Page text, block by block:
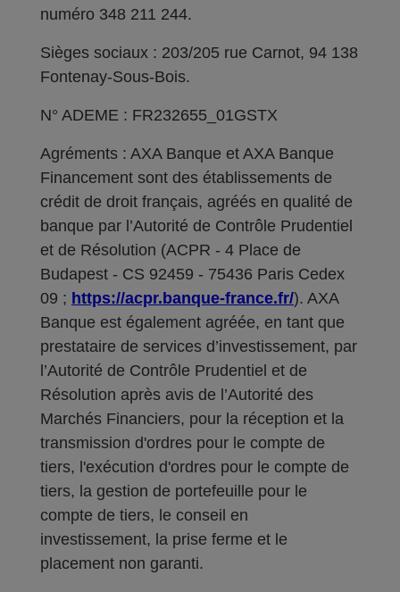
numéro 348 211 244.
Sièges sociaux : 203/205 rue Carnot, 94 138
Fontenay-Sous-Bois.
N° ADEME : FR232655_01GSTX
Agréments : AXA Banque et AXA Banque
Financement sont des établissements de
crédit de droit français, agréés en qualité de
banque par l’Autorité de Contrôle Prudentiel
et de Résolution (ACPR - 4 Place de
Budapest - CS 92459 - 75436 Paris Cedex
09 ; https://acpr.banque-france.fr/). AXA
Banque est également agréée, en tant que
prestataire de services d’investissement, par
l’Autorité de Contrôle Prudentiel et de
Résolution après avis de l’Autorité des
Marchés Financiers, pour la réception et la
transmission d'ordres pour le compte de
tiers, l'exécution d'ordres pour le compte de
tiers, la gestion de portefeuille pour le
compte de tiers, le conseil en
investissement, la prise ferme et le
placement non garanti.